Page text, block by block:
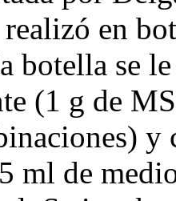
en
botella se
(1 g de
y
ml de